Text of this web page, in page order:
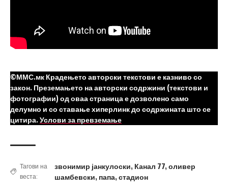
©ММС.мк Крадењето авторски текстови е казниво со
закон. Преземањето на авторски содржини (текстови и
фотографии) од оваа страница е дозволено само
делумно и со ставање хиперлинк до содржината што се
цитира. Услови за превземање
Тагови на
веста:
звонимир јанкулоски, Канал 77, оливер
шамбевски, папа, стадион